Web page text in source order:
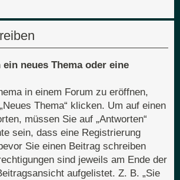
neues Thema oder eine
in einem Forum zu eröffnen,
Thema“ klicken. Um auf einen
müssen Sie auf „Antworten“
sein, dass eine Registrierung
Sie einen Beitrag schreiben
sind jeweils am Ende der
aufgelistet. Z. B. „Sie